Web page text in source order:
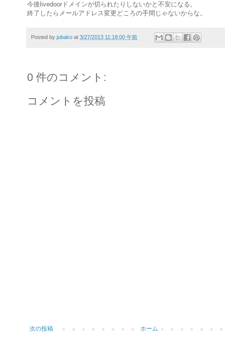
今後livedoorドメインが切られたりしないかと不安になる。
終了したらメールアドレス変更どころの手間じゃないからな。
Posted by jubako at 3/27/2013 11:18:00 午前
0 件のコメント:
コメントを投稿
次の投稿
ホーム